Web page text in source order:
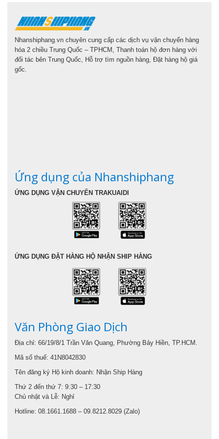
Nhanshiphang.vn chuyên cung cấp các dịch vụ vận chuyển hàng
hóa 2 chiều Trung Quốc – TPHCM, Thanh toán hộ đơn hàng với
đối tác bên Trung Quốc, Hỗ trợ tìm nguồn hàng, Đặt hàng hộ giá
gốc.
Ứng dụng của Nhanshiphang
ỨNG DỤNG VẬN CHUYỂN TRAKUAIDI
ỨNG DỤNG ĐẶT HÀNG HỘ NHẬN SHIP HÀNG
Văn Phòng Giao Dịch
Địa chỉ: 66/19/8/1 Trần Văn Quang, Phường Bảy Hiền, TP.HCM.
Mã số thuế: 41N8042830
Tên đăng ký Hộ kinh doanh: Nhận Ship Hàng
Thứ 2 đến thứ 7: 9:30 – 17:30
Chủ nhật và Lễ: Nghỉ
Hotline: 08.1661.1688 – 09.8212.8029 (Zalo)